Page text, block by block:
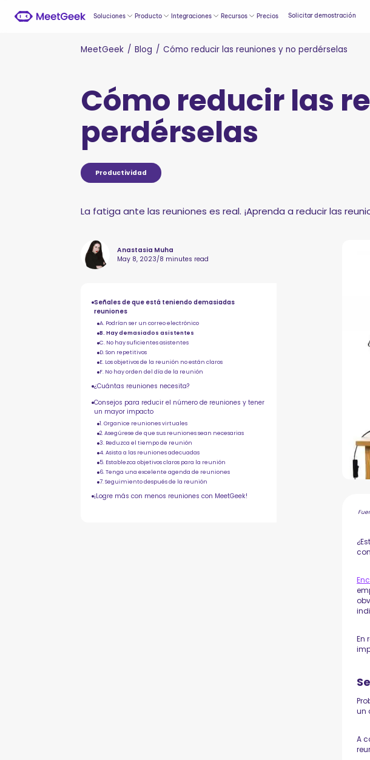
Soluciones Producto Integraciones Recursos Precios Solicitar demostración
MeetGeek / Blog / Cómo reducir las reuniones y no perdérselas
Cómo reducir las
perdérselas
Productividad
La fatiga ante las reuniones es real. ¡Aprenda a reducir las
Anastasia Muha
May 8, 2023/8 minutes read
Señales de que está teniendo demasiadas
reuniones
A. Podrían ser un correo electrónico
B. Hay demasiados asistentes
C. No hay suficientes asistentes
D. Son repetitivos
E. Los objetivos de la reunión no están claros
F. No hay orden del día de la reunión
¿Cuántas reuniones necesita?
Consejos para reducir el número de reuniones y tener
un mayor impacto
1. Organice reuniones virtuales
2. Asegúrese de que sus reuniones sean necesarias
3. Reduzca el tiempo de reunión
4. Asista a las reuniones adecuadas
5. Establezca objetivos claros para la reunión
6. Tenga una excelente agenda de reuniones
7. Seguimiento después de la reunión
¡Logre más con menos reuniones con MeetGeek!
En
un
A